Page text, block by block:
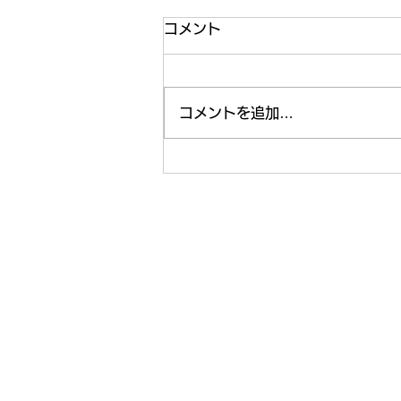
【ライフ通信５５８】
コメント
コメントを追加…